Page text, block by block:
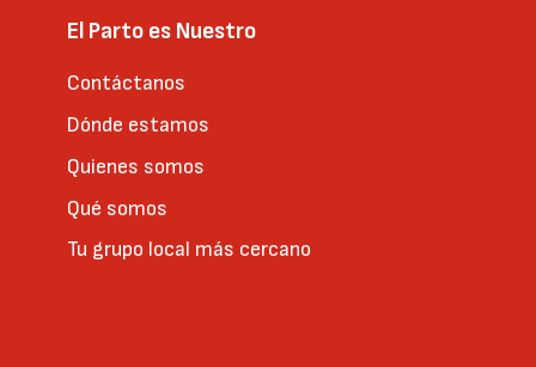
El Parto es Nuestro
Contáctanos
Dónde estamos
Quienes somos
Qué somos
Tu grupo local más cercano